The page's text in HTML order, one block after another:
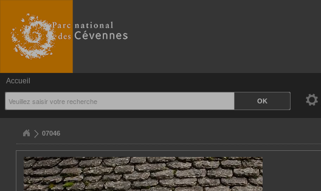
Accueil
07046